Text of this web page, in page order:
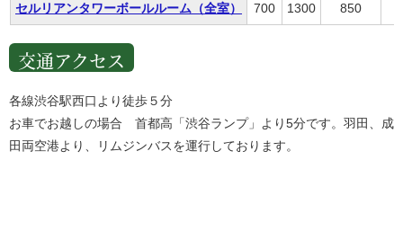
セルリアンタワーボールルーム（全室） 700 1300 850
交通アクセス
各線渋谷駅西口より徒歩５分
お車でお越しの場合 首都高「渋谷ランプ」より5分です。羽田、成
田両空港より、リムジンバスを運行しております。